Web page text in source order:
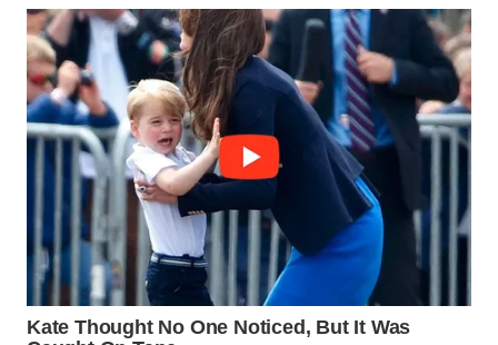
WN
PURWAKARTA
WN
PRIANGAN
TIMUR
WN
SEMARANG
WN
SOLO